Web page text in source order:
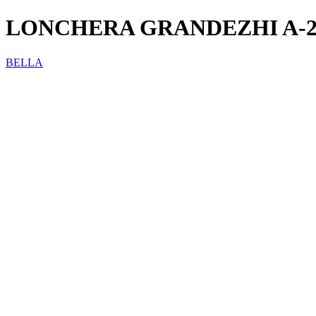
LONCHERA GRANDEZHI A-
BELLA